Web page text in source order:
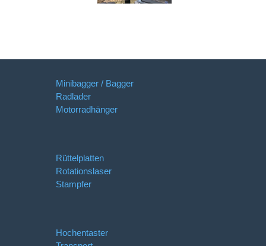
Minibagger / Bagger
Radlader
Motorradhänger
Rüttelplatten
Rotationslaser
Stampfer
Hochentaster